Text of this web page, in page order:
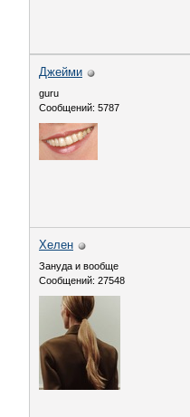
Джейми
guru
Сообщений: 5787
Хелен
Зануда и вообще
Сообщений: 27548